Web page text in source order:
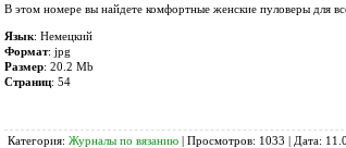
В этом номере вы найдете комфортные женские пуловеры для
Язык: Немецкий
Формат: jpg
Размер: 20.2 Мb
Страниц: 54
Категория: Журналы по вязанию | Просмотров: 1033 | Дата: